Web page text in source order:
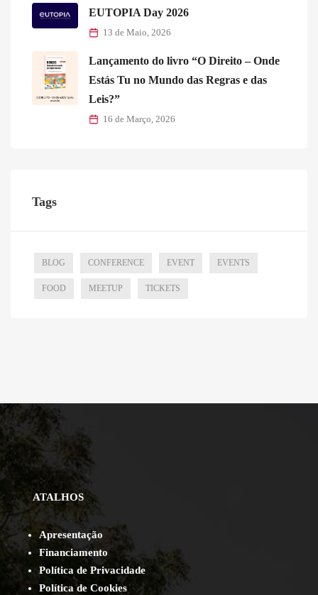
EUTOPIA Day 2026
13 de Maio, 2026
Lançamento do livro “O Direito – Onde
Estás Tu no Mundo das Regras e das
Leis?”
16 de Março, 2026
Tags
BLOG CONFERENCE EVENT EVENTS
FOOD MEETUP TICKETS
ATALHOS
Apresentação
Financiamento
Política de Privacidade
Política de Cookies